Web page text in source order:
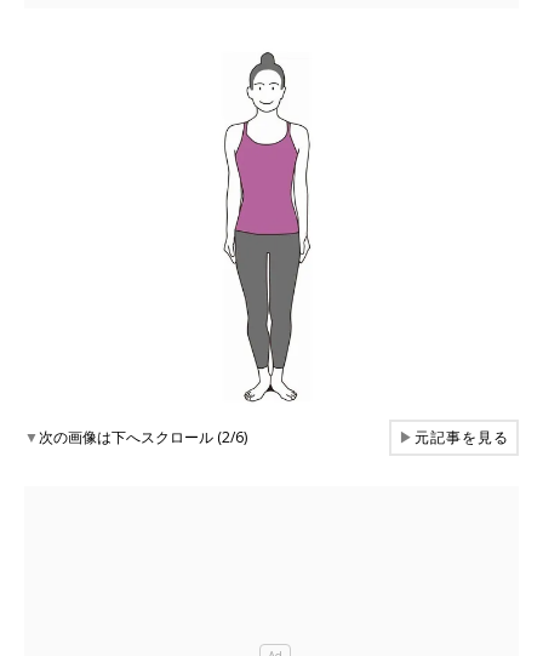
▼次の画像は下へスクロール (2/6) ▶元記事を見る